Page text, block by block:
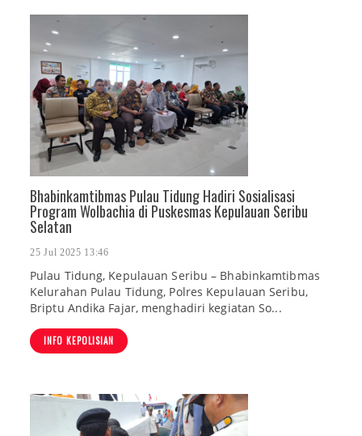
Bhabinkamtibmas Pulau Tidung Hadiri Sosialisasi
Program Wolbachia di Puskesmas Kepulauan Seribu
Selatan
25 Jul 2025 13:46
Pulau Tidung, Kepulauan Seribu – Bhabinkamtibmas
Kelurahan Pulau Tidung, Polres Kepulauan Seribu,
Briptu Andika Fajar, menghadiri kegiatan So...
INFO KEPOLISIAN